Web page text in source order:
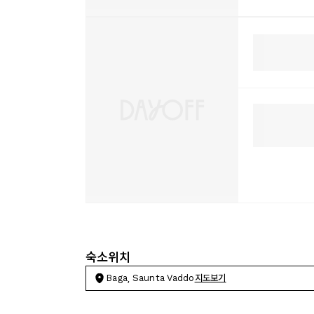
숙소위치
Baga, Saunta Vaddo 지도보기